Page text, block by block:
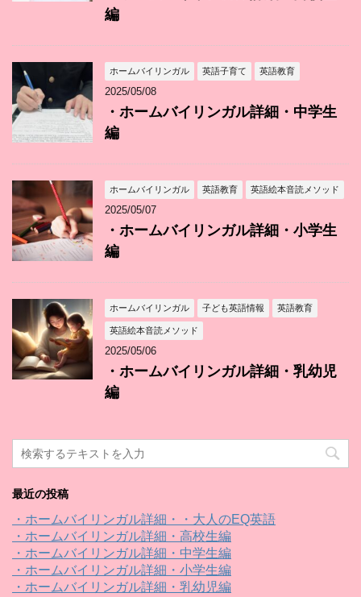
編
ホームバイリンガル 英語子育て 英語教育
2025/05/08
・ホームバイリンガル詳細・中学生
編
ホームバイリンガル 英語教育 英語絵本音読メソッド
2025/05/07
・ホームバイリンガル詳細・小学生
編
ホームバイリンガル 子ども英語情報 英語教育
英語絵本音読メソッド
2025/05/06
・ホームバイリンガル詳細・乳幼児
編
最近の投稿
・ホームバイリンガル詳細・・大人のEQ英語
・ホームバイリンガル詳細・高校生編
・ホームバイリンガル詳細・中学生編
・ホームバイリンガル詳細・小学生編
・ホームバイリンガル詳細・乳幼児編